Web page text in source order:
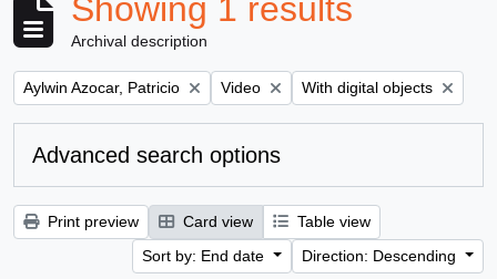
Showing 1 results
Archival description
Remove filter:
Aylwin Azocar, Patricio Remove filter:
Video Remove filter:
With digital objects
Advanced search options
Print preview Card view
Table view
Sort by: End date
Direction: Descending